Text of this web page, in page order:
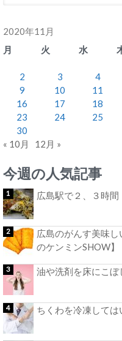
2020年11月
月
火 水
2
3 4
9
10 11
16
17 18
23
24 25
30
« 10月
12月 »
今週の人気記事
広島駅で２、３時
広島のがんす美味
のケンミンSHOW】
油や洗剤を床にこ
ちくわを冷凍しては